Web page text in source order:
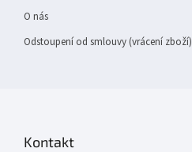
O nás
Odstoupení od smlouvy (vrácení zboží)
Kontakt